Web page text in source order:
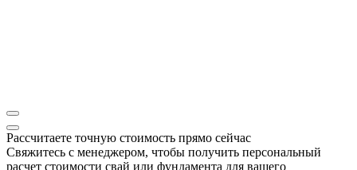
Рассчитаете точную стоимость прямо сейчас
Свяжитесь с менеджером, чтобы получить персональный
расчет стоимости свай или фундамента для вашего